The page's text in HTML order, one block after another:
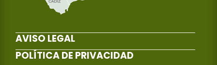
AVISO LEGAL
POLÍTICA DE PRIVACIDAD